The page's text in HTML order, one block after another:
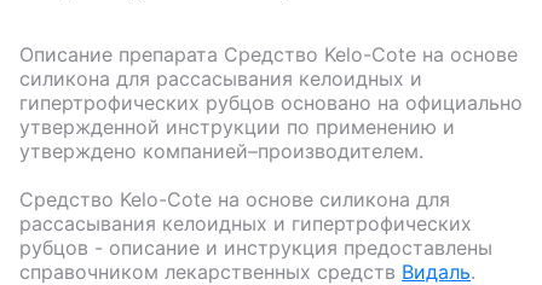
Описание препарата Средство Kelo-Cote на основе
силикона для рассасывания келоидных и
гипертрофических рубцов основано на официально
утвержденной инструкции по применению и
утверждено компанией–производителем.
Средство Kelo-Cote на основе силикона для
рассасывания келоидных и гипертрофических
рубцов - описание и инструкция предоставлены
справочником лекарственных средств Видаль.